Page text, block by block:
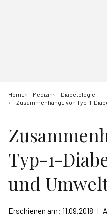
Home Medizin
Diabetologie
Zusammenhänge von Typ-1-
Typ-1-
und
Erschienen am: 11.09.2018 |